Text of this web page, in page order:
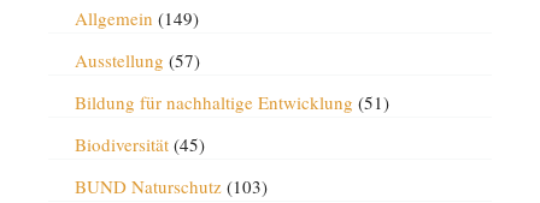
Allgemein (149)
Ausstellung (57)
Bildung für nachhaltige Entwicklung (51)
Biodiversität(45)
BUND Naturschutz(103)